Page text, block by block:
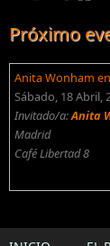
Próximo
Anita Wonham
Sábado, 18 Abril,
Invitado/a:Anita
Madrid
Café Libertad 8